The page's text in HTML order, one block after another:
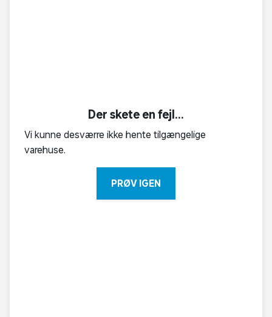
Der skete en fejl...
Vi kunne desværre ikke hente tilgængelige
varehuse.
PRØV IGEN